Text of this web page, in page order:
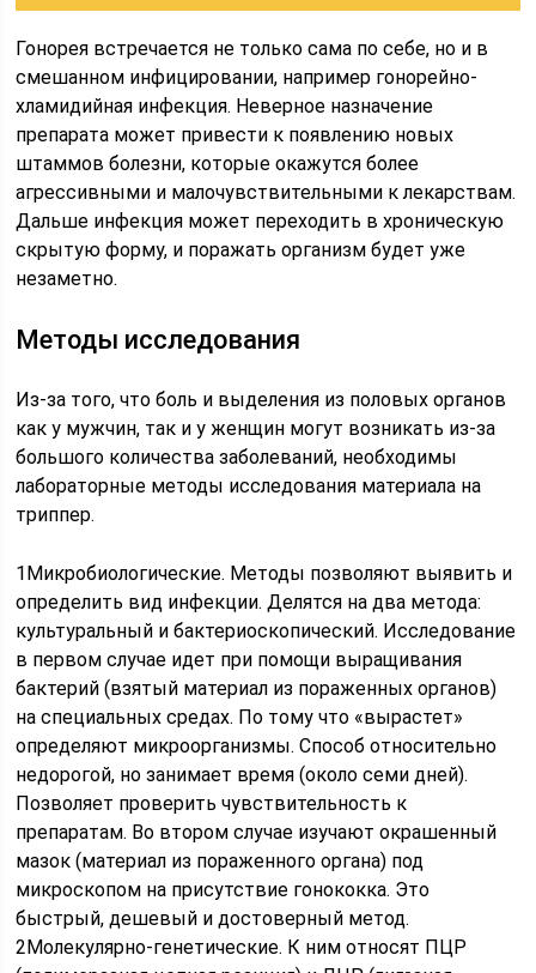
Гонорея встречается не только сама по себе, но и в
смешанном инфицировании, например гонорейно-
хламидийная инфекция. Неверное назначение
препарата может привести к появлению новых
штаммов болезни, которые окажутся более
агрессивными и малочувствительными к лекарствам.
Дальше инфекция может переходить в хроническую
скрытую форму, и поражать организм будет уже
незаметно.
Методы исследования
Из-за того, что боль и выделения из половых органов
как у мужчин, так и у женщин могут возникать из-за
большого количества заболеваний, необходимы
лабораторные методы исследования материала на
триппер.
1Микробиологические. Методы позволяют выявить и
определить вид инфекции. Делятся на два метода:
культуральный и бактериоскопический. Исследование
в первом случае идет при помощи выращивания
бактерий (взятый материал из пораженных органов)
на специальных средах. По тому что «вырастет»
определяют микроорганизмы. Способ относительно
недорогой, но занимает время (около семи дней).
Позволяет проверить чувствительность к
препаратам. Во втором случае изучают окрашенный
мазок (материал из пораженного органа) под
микроскопом на присутствие гонококка. Это
быстрый, дешевый и достоверный метод.
2Молекулярно-генетические. К ним относят ПЦР